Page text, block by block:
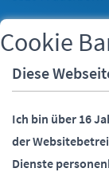
Telefon:05251
Fax:
05251
E-Mail:
SOCIALMEDIA
Cookie
Diese
Ich bin über 16
der
Dienste